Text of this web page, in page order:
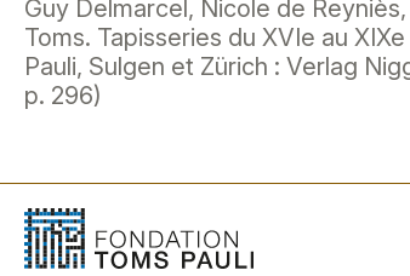
Guy Delmarcel, Nicole de
Toms. Tapisseries du XVIe au
Pauli, Sulgen et Zürich : Verlag
p. 296)